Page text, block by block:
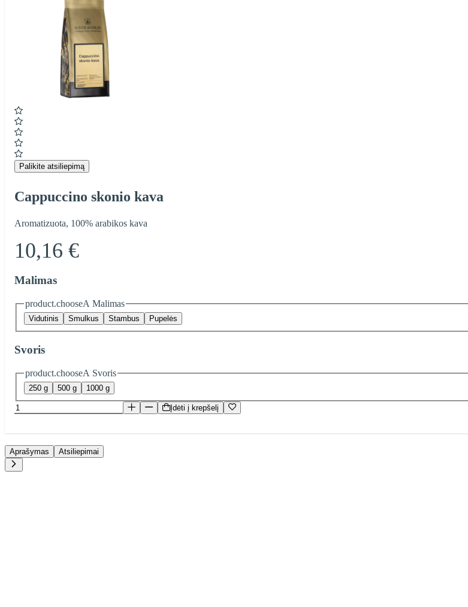
Item
Palikite atsiliepimą
Cappuccino skonio kava
Aromatizuota, 100% arabikos kava
10,16 €
Malimas
product.chooseA Malimas
Vidutinis Smulkus Stambus Pupelės
Svoris
product.chooseA Svoris
250 g 500 g 1000 g
Įdėti į krepšelį
Aprašymas Atsiliepimai